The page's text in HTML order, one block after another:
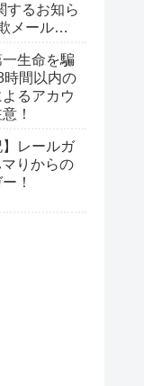
するお知ら
メール！
一生命を騙
時間以内の
るアカウ
！
】レールガ
りからの
！